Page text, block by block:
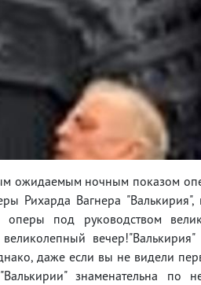
ожидаемым ночным показом
Рихарда Вагнера "Валькирия",
под руководством
даже если вы не видели
знаменательна по